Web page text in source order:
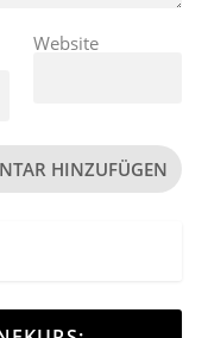
Website